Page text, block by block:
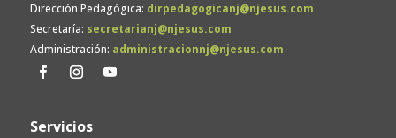
Dirección Pedagógica: dirpedagogicanj@njesus.com
Secretaría: secretarianj@njesus.com
Administración: administracionnj@njesus.com
Servicios